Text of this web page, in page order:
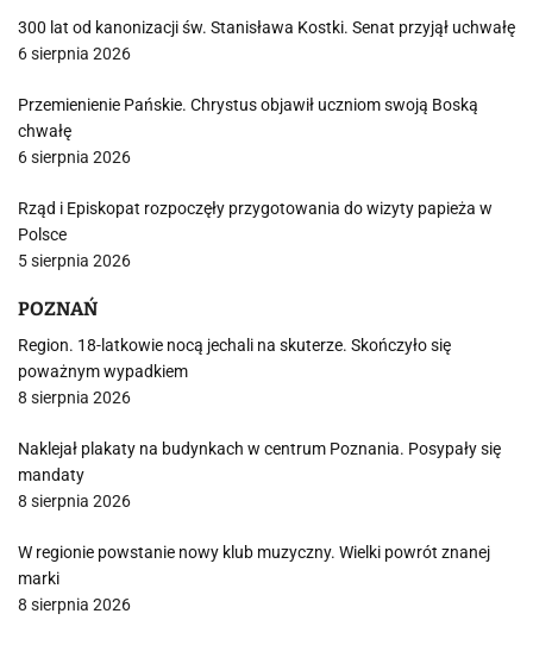
300 lat od kanonizacji św. Stanisława Kostki. Senat przyjął uchwałę
6 sierpnia 2026
Przemienienie Pańskie. Chrystus objawił uczniom swoją Boską
chwałę
6 sierpnia 2026
Rząd i Episkopat rozpoczęły przygotowania do wizyty papieża w
Polsce
5 sierpnia 2026
POZNAŃ
Region. 18-latkowie nocą jechali na skuterze. Skończyło się
poważnym wypadkiem
8 sierpnia 2026
Naklejał plakaty na budynkach w centrum Poznania. Posypały się
mandaty
8 sierpnia 2026
W regionie powstanie nowy klub muzyczny. Wielki powrót znanej
marki
8 sierpnia 2026